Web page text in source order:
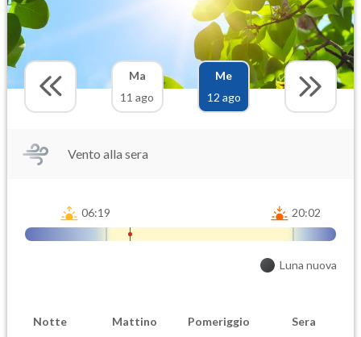
Ma
11 ago
Me
12 ago
Vento alla sera
06:19 20:02
Luna nuova
Notte Mattino Pomeriggio Sera